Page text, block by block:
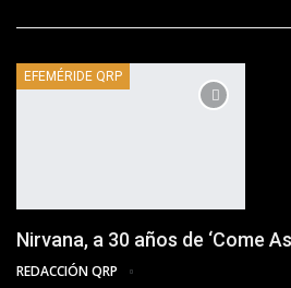
EFEMÉRIDE QRP
Nirvana, a 30 años de ‘Come
REDACCIÓN QRP